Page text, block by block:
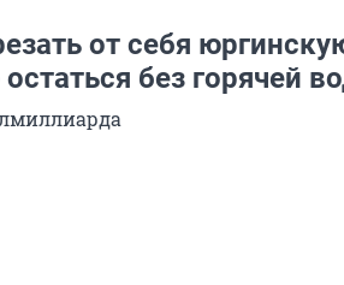
от себя
без горячей